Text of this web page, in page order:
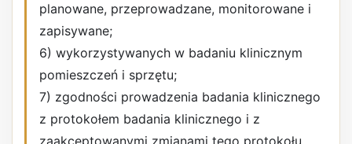
planowane, przeprowadzane, monitorowane i
zapisywane;
6) wykorzystywanych w badaniu klinicznym
pomieszczeń i sprzętu;
7) zgodności prowadzenia badania klinicznego
z protokołem badania klinicznego i z